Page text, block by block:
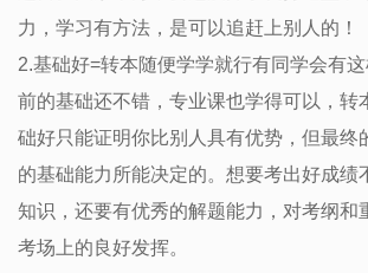
力，学习有方法，是可以追赶上别人的！
2.基础好=转本随便学学就行有同学会有
前的基础还不错，专业课也学得可以，转
础好只能证明你比别人具有优势，但最终
的基础能力所能决定的。想要考出好成绩
知识，还要有优秀的解题能力，对考纲和
考场上的良好发挥。